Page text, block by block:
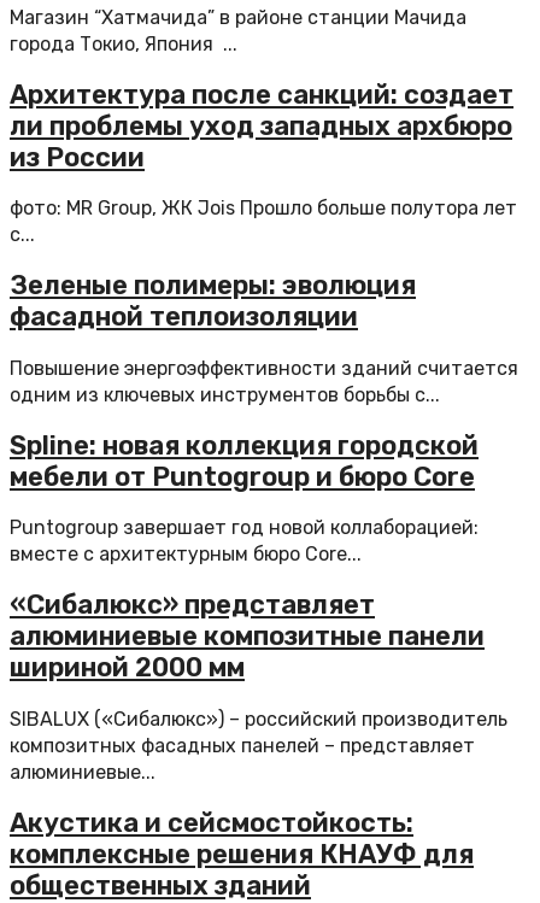
Магазин “Хатмачида” в районе станции Мачида
города Токио, Япония ...
Архитектура после санкций: создает
ли проблемы уход западных архбюро
из России
фото: MR Group, ЖК Jois Прошло больше полутора лет
с...
Зеленые полимеры: эволюция
фасадной теплоизоляции
Повышение энергоэффективности зданий считается
одним из ключевых инструментов борьбы с...
Spline: новая коллекция городской
мебели от Puntogroup и бюро Core
Puntogroup завершает год новой коллаборацией:
вместе с архитектурным бюро Core...
«Сибалюкс» представляет
алюминиевые композитные панели
шириной 2000 мм
SIBALUX («Сибалюкс») – российский производитель
композитных фасадных панелей – представляет
алюминиевые...
​Акустика и сейсмостойкость:
комплексные решения КНАУФ для
общественных зданий